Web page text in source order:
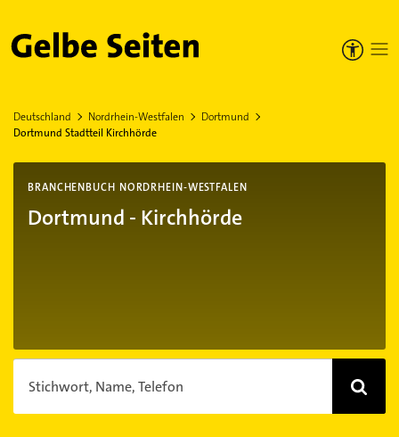
Gelbe Seiten
Deutschland Nordrhein-Westfalen
Dortmund
Dortmund Stadtteil Kirchhörde
BRANCHENBUCH NORDRHEIN-WESTFALEN
Dortmund - Kirchhörde
Stichwort, Name, Telefon